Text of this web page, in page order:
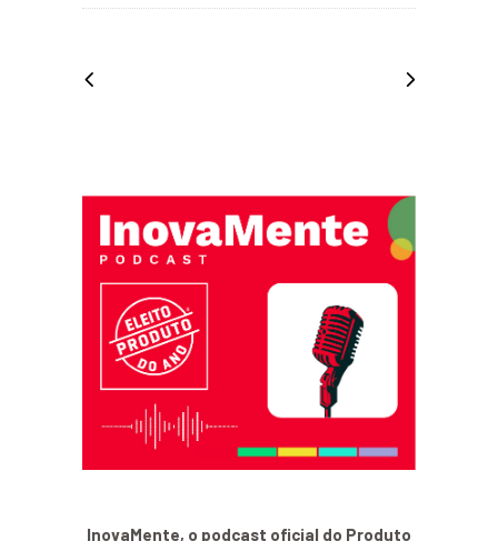
InovaMente, o podcast oficial do Produto